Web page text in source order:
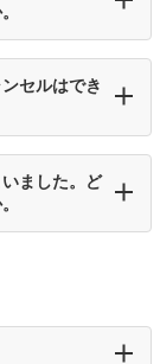
セルはでき
ました。ど